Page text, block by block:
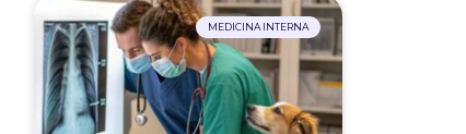
MEDICINA INTERNA